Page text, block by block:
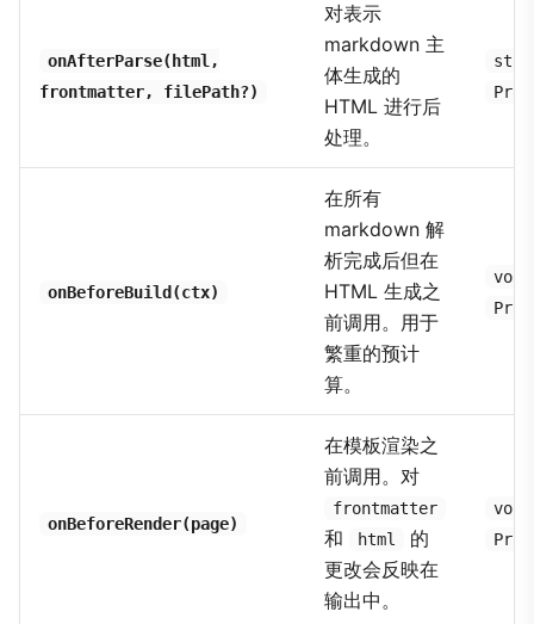
onAfterParse(html,
frontmatter, filePath?)
对表示
markdown 主
体生成的
HTML 进行后
处理。
onBeforeBuild(ctx)
在所有
markdown 解
析完成后但在
HTML 生成之
前调用。用于
繁重的预计
算。
void
onBeforeRender(page)
在模板渲染之
前调用。对
frontmatter
和 html
的
更改会反映在
输出中。
void